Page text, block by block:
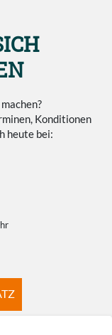
Konditionen
heute bei: